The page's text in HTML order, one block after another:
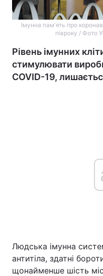
Імунна пам'ять про
півроку / Фото
Рівень імунних
стимулювати
COVID-19,
Людська імунна
антитіла, здатні
щонайменше шість